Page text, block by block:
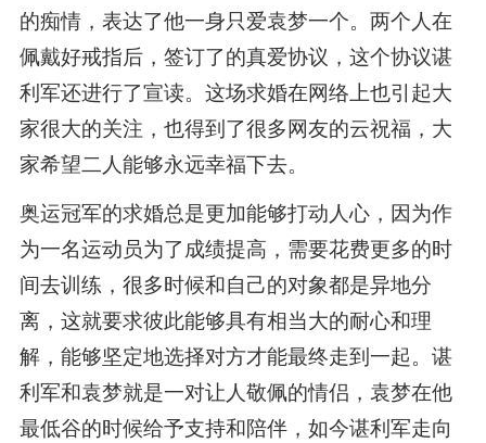
的痴情，表达了他一身只爱袁梦一个。两个人在
佩戴好戒指后，签订了的真爱协议，这个协议谌
利军还进行了宣读。这场求婚在网络上也引起大
家很大的关注，也得到了很多网友的云祝福，大
家希望二人能够永远幸福下去。
奥运冠军的求婚总是更加能够打动人心，因为作
为一名运动员为了成绩提高，需要花费更多的时
间去训练，很多时候和自己的对象都是异地分
离，这就要求彼此能够具有相当大的耐心和理
解，能够坚定地选择对方才能最终走到一起。谌
利军和袁梦就是一对让人敬佩的情侣，袁梦在他
最低谷的时候给予支持和陪伴，如今谌利军走向